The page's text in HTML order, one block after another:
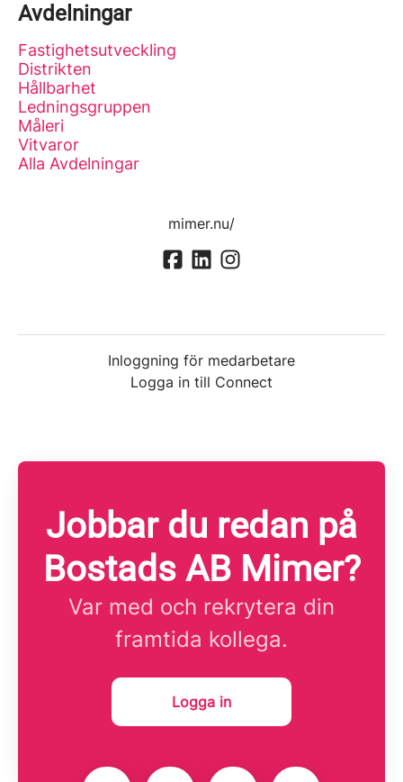
Avdelningar
Fastighetsutveckling
Distrikten
Hållbarhet
Ledningsgruppen
Måleri
Vitvaror
Alla Avdelningar
mimer.nu/
Inloggning för medarbetare
Logga in till Connect
Jobbar du redan på
Bostads AB Mimer?
Var med och rekrytera din
framtida kollega.
Logga in